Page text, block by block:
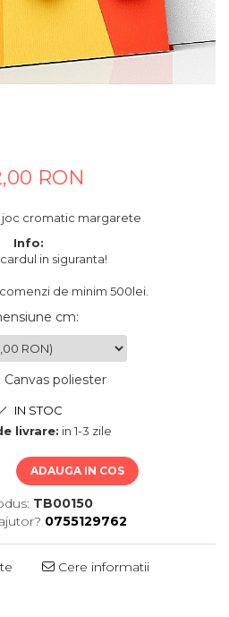
RON
joc cromatic margarete
Info:
in siguranta!
de minim 500lei.
cm:
Canvas poliester
IN STOC
livrare: in 1-3 zile
ADAUGA IN COS
TB00150
0755129762
Cere informatii